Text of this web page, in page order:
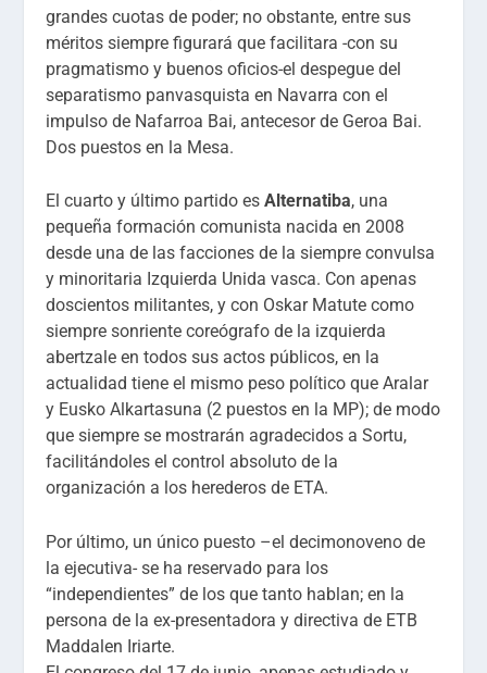
grandes cuotas de poder; no obstante, entre sus
méritos siempre figurará que facilitara -con su
pragmatismo y buenos oficios-el despegue del
separatismo panvasquista en Navarra con el
impulso de Nafarroa Bai, antecesor de Geroa Bai.
Dos puestos en la Mesa.
El cuarto y último partido esAlternatiba, una
pequeña formación comunista nacida en 2008
desde una de las facciones de la siempre convulsa
y minoritaria Izquierda Unida vasca. Con apenas
doscientos militantes, y con Oskar Matute como
siempre sonriente coreógrafo de la izquierda
abertzale en todos sus actos públicos, en la
actualidad tiene el mismo peso político que Aralar
y Eusko Alkartasuna (2 puestos en la MP); de modo
que siempre se mostrarán agradecidos a Sortu,
facilitándoles el control absoluto de la
organización a los herederos de ETA.
Por último, un único puesto –el decimonoveno de
la ejecutiva- se ha reservado para los
“independientes” de los que tanto hablan; en la
persona de la ex-presentadora y directiva de ETB
Maddalen Iriarte.